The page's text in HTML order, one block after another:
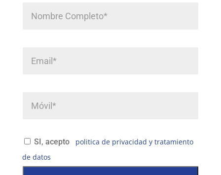
SI, acepto
politica de privacidad y tratamiento
de datos